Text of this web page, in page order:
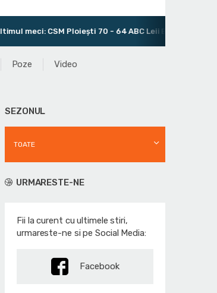
meci: CSM Ploiești 70 - 64 ABC Leii București
Poze Video
SEZONUL
TOATE
URMARESTE-NE
Fii la curent cu ultimele stiri,
urmareste-ne si pe Social Media:
Facebook